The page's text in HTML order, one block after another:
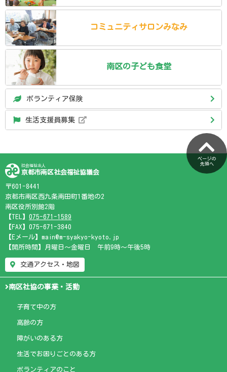
コミュニティ サロンみなみ
南区の子ども食堂
ボランティア保険
生活支援員募集
ページの
先頭へ
社会福祉法人
京都市南区社会福祉協議会
〒601-8441
京都市南区西九条南田町1番地の2
南区役所別館2階
【TEL】 075-671-1589
【FAX】075-671-3840
【Eメール】main@m-syakyo-kyoto.jp
【開所時間】月曜日～金曜日 午前9時～午後5時
交通アクセス・地図
南区社協の事業・活動
子育て中の方
高齢の方
障がいのある方
生活でお困りごとのある方
ボランティアのこと